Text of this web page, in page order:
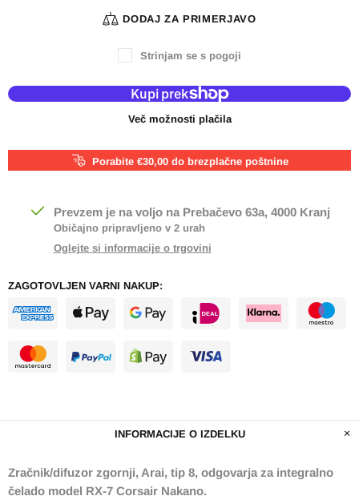
DODAJ ZA PRIMERJAVO
Strinjam se s pogoji
Več možnosti plačila
Porabite €30,00 do brezplačne poštnine
Prevzem je na voljo na Prebačevo 63a, 4000 Kranj
Običajno pripravljeno v 2 urah
Oglejte si informacije o trgovini
ZAGOTOVLJEN VARNI NAKUP:
INFORMACIJE O IZDELKU
Zračnik/difuzor zgornji, Arai, tip 8, odgovarja za integralno
čelado model RX-7 Corsair Nakano.